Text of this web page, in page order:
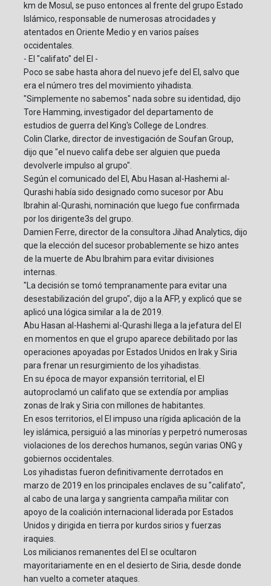
km de Mosul, se puso entonces al frente del grupo Estado
Islámico, responsable de numerosas atrocidades y
atentados en Oriente Medio y en varios países
occidentales.
- El "califato" del EI -
Poco se sabe hasta ahora del nuevo jefe del EI, salvo que
era el número tres del movimiento yihadista.
"Simplemente no sabemos" nada sobre su identidad, dijo
Tore Hamming, investigador del departamento de
estudios de guerra del King's College de Londres.
Colin Clarke, director de investigación de Soufan Group,
dijo que "el nuevo califa debe ser alguien que pueda
devolverle impulso al grupo".
Según el comunicado del EI, Abu Hasan al-Hashemi al-
Qurashi había sido designado como sucesor por Abu
Ibrahin al-Qurashi, nominación que luego fue confirmada
por los dirigente3s del grupo.
Damien Ferre, director de la consultora Jihad Analytics, dijo
que la elección del sucesor probablemente se hizo antes
de la muerte de Abu Ibrahim para evitar divisiones
internas.
"La decisión se tomó tempranamente para evitar una
desestabilización del grupo", dijo a la AFP, y explicó que se
aplicó una lógica similar a la de 2019.
Abu Hasan al-Hashemi al-Qurashi llega a la jefatura del EI
en momentos en que el grupo aparece debilitado por las
operaciones apoyadas por Estados Unidos en Irak y Siria
para frenar un resurgimiento de los yihadistas.
En su época de mayor expansión territorial, el EI
autoproclamó un califato que se extendía por amplias
zonas de Irak y Siria con millones de habitantes.
En esos territorios, el EI impuso una rígida aplicación de la
ley islámica, persiguió a las minorías y perpetró numerosas
violaciones de los derechos humanos, según varias ONG y
gobiernos occidentales.
Los yihadistas fueron definitivamente derrotados en
marzo de 2019 en los principales enclaves de su "califato",
al cabo de una larga y sangrienta campaña militar con
apoyo de la coalición internacional liderada por Estados
Unidos y dirigida en tierra por kurdos sirios y fuerzas
iraquies.
Los milicianos remanentes del EI se ocultaron
mayoritariamente en en el desierto de Siria, desde donde
han vuelto a cometer ataques.